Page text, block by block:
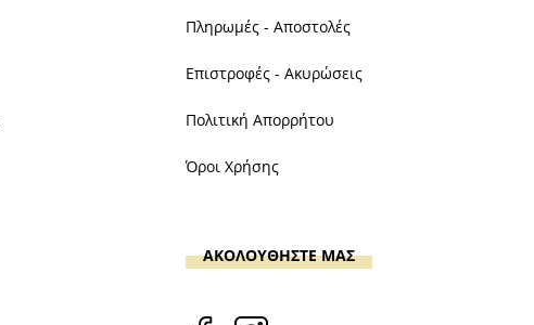
Πληρωμές - Αποστολές
Επιστροφές - Ακυρώσεις
Πολιτική Απορρήτου
Όροι Χρήσης
ΑΚΟΛΟΥΘΗΣΤΕ ΜΑΣ